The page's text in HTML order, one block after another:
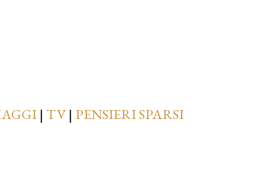
| TV| PENSIERI SPARSI